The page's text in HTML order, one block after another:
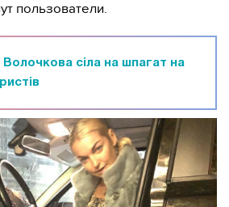
пользователи.
Волочкова сіла на шпагат на